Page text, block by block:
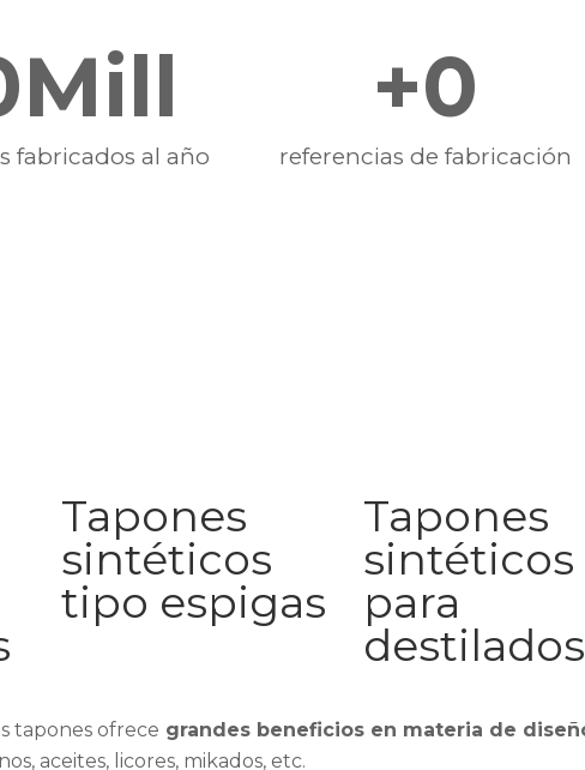
fabricados al año
Mill
referencias de fabricación
+0
Tapones
sintéticos
tipo espigas
Tapones
sintéticos
para
destilados
tapones ofrece grandes beneficios en materia de
s, aceites, licores, mikados, etc.